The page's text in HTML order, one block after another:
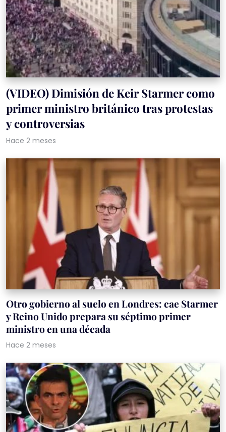
(VIDEO) Dimisión de Keir Starmer como
primer ministro británico tras protestas
y controversias
Hace 2 meses
Otro gobierno al suelo en Londres: cae Starmer
y Reino Unido prepara su séptimo primer
ministro en una década
Hace 2 meses